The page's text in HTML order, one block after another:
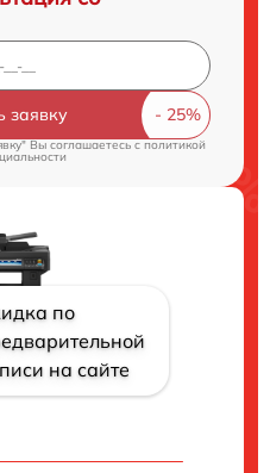
заявку
Вы соглашаетесь c политикой
по
на сайте